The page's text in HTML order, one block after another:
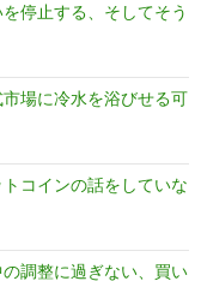
停止する、そしてそう
場に冷水を浴びせる可
コインの話をしていな
調整に過ぎない、買い